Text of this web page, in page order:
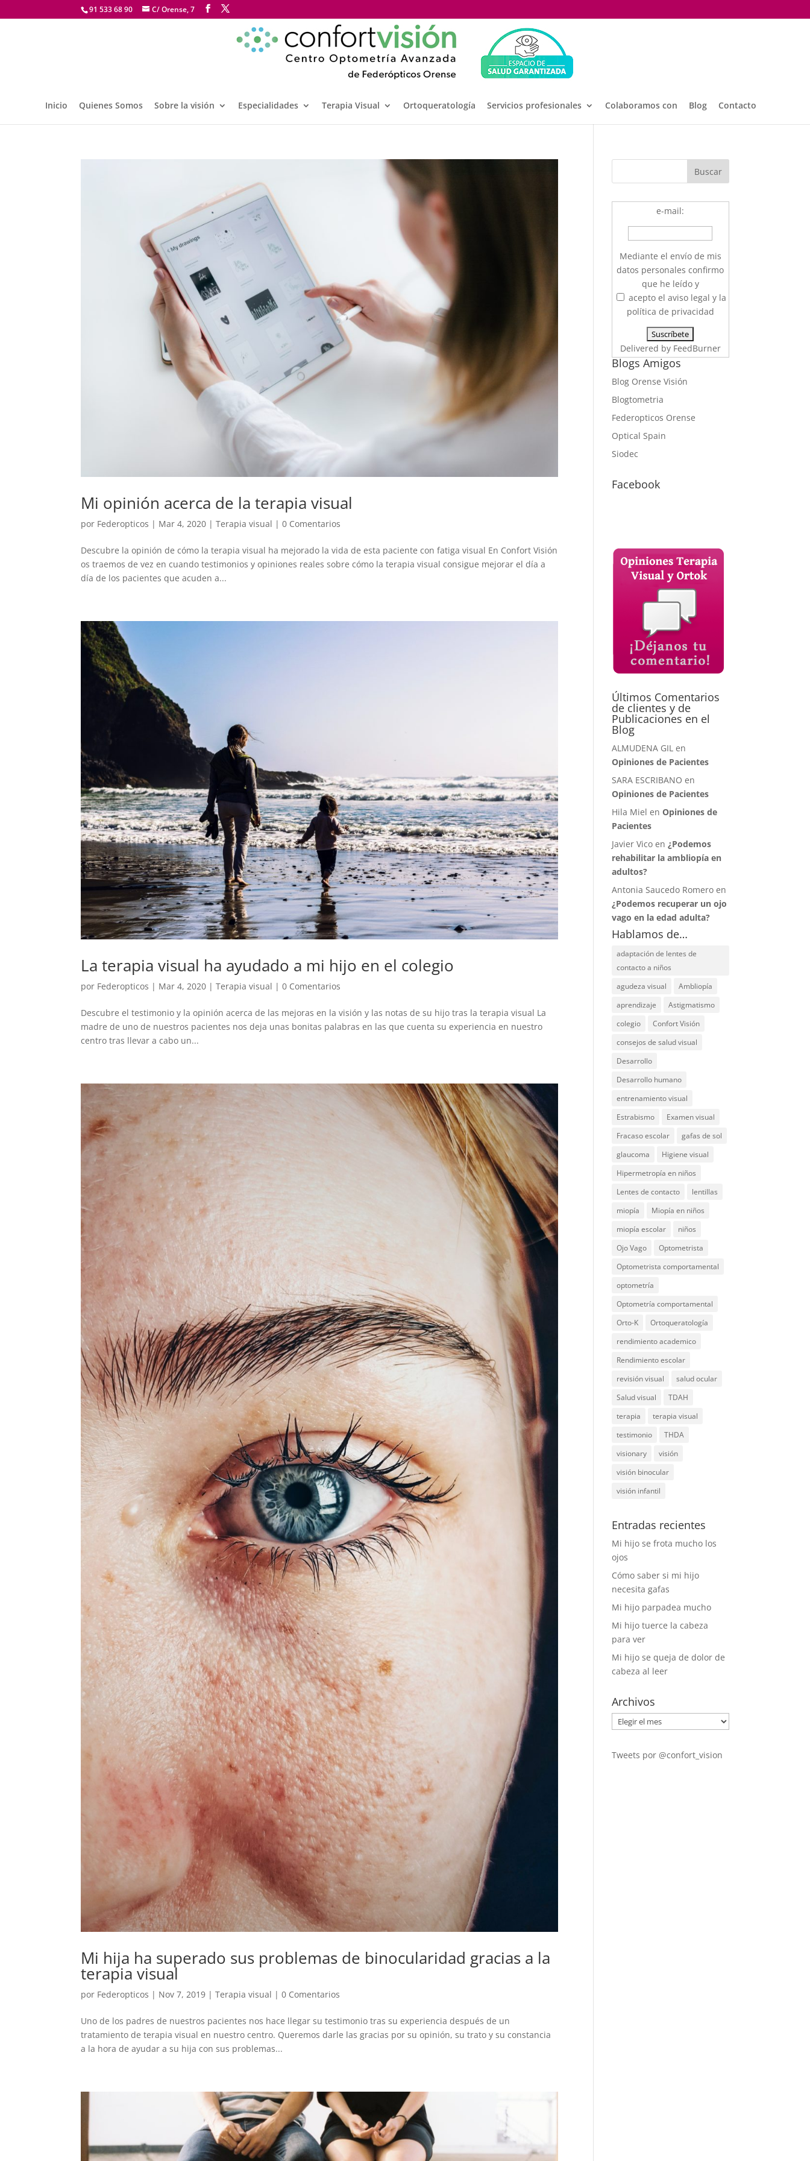
91 533 68 90 C/ Orense, 7
Inicio Quienes Somos Sobre la visión Especialidades Terapia Visual Ortoqueratología Servicios profesionales Colaboramos con Blog Contacto
Mi opinión acerca de la terapia visual
por Federopticos | Mar 4, 2020 |Terapia visual |0 Comentarios
Descubre la opinión de cómo la terapia visual ha mejorado la vida de esta paciente con fatiga visual En Confort Visión
os traemos de vez en cuando testimonios y opiniones reales sobre cómo la terapia visual consigue mejorar el día a
día de los pacientes que acuden a...
La terapia visual ha ayudado a mi hijo en el colegio
por Federopticos | Mar 4, 2020 |Terapia visual |0 Comentarios
Descubre el testimonio y la opinión acerca de las mejoras en la visión y las notas de su hijo tras la terapia visual La
madre de uno de nuestros pacientes nos deja unas bonitas palabras en las que cuenta su experiencia en nuestro
centro tras llevar a cabo un...
Mi hija ha superado sus problemas de binocularidad gracias a la
terapia visual
por Federopticos | Nov 7, 2019 |Terapia visual |0 Comentarios
Uno de los padres de nuestros pacientes nos hace llegar su testimonio tras su experiencia después de un
tratamiento de terapia visual en nuestro centro. Queremos darle las gracias por su opinión, su trato y su constancia
a la hora de ayudar a su hija con sus problemas...
e-mail:
Mediante el envío de mis
datos personales confirmo
que he leído y
acepto el aviso legal y la
política de privacidad
Delivered by FeedBurner
Blogs Amigos
Blog Orense Visión
Blogtometria
Federopticos Orense
Optical Spain
Siodec
Facebook
Últimos Comentarios
de clientes y de
Publicaciones en el
Blog
ALMUDENA GIL en
Opiniones de Pacientes
SARA ESCRIBANO en
Opiniones de Pacientes
Hila Miel enOpiniones de
Pacientes
Javier Vico en¿Podemos
rehabilitar la ambliopía en
adultos?
Antonia Saucedo Romero en
¿Podemos recuperar un ojo
vago en la edad adulta?
Hablamos de…
adaptación de lentes de
contacto a niños
agudeza visual
Ambliopía
aprendizaje
Astigmatismo
colegio
Confort Visión
consejos de salud visual
Desarrollo
Desarrollo humano
entrenamiento visual
Estrabismo
Examen visual
Fracaso escolar
gafas de sol
glaucoma
Higiene visual
Hipermetropía en niños
Lentes de contacto
lentillas
miopía
Miopía en niños
miopía escolar
niños
Ojo Vago
Optometrista
Optometrista comportamental
optometría
Optometría comportamental
Orto-K
Ortoqueratología
rendimiento academico
Rendimiento escolar
revisión visual
salud ocular
Salud visual
TDAH
terapia
terapia visual
testimonio
THDA
visionary
visión
visión binocular
visión infantil
Entradas recientes
Mi hijo se frota mucho los
ojos
Cómo saber si mi hijo
necesita gafas
Mi hijo parpadea mucho
Mi hijo tuerce la cabeza
para ver
Mi hijo se queja de dolor de
cabeza al leer
Archivos
Archivos
Tweets por @confort_vision